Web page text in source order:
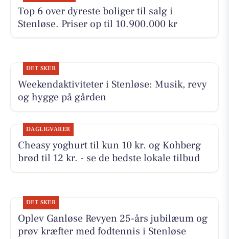
Top 6 over dyreste boliger til salg i
Stenløse. Priser op til 10.900.000 kr
DET SKER
Weekendaktiviteter i Stenløse: Musik, revy
og hygge på gården
DAGLIGVARER
Cheasy yoghurt til kun 10 kr. og Kohberg
brød til 12 kr. - se de bedste lokale tilbud
DET SKER
Oplev Ganløse Revyen 25-års jubilæum og
prøv kræfter med fodtennis i Stenløse